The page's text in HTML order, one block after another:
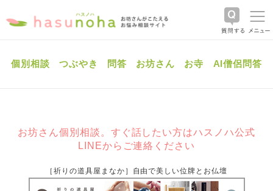
個別相談 つぶやき 問答 お坊さん お寺 AI僧侶問答
お坊さん個別相談。すぐ話したい方はハスノハ公式
LINEからご連絡ください
［祈りの道具屋まなか］自由で美しい位牌とお仏壇